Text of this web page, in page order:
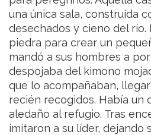
una única sala, construida
desechados y cieno del río.
piedra para crear un
mandó a sus hombres a
despojaba del kimono
que lo acompañaban,
recién recogidos. Había un
aledaño al refugio. Tras
imitaron a su líder, dejando